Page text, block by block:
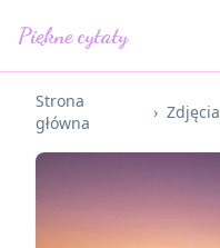
Piękne cytaty
Strona
główna
› Zdjęcia